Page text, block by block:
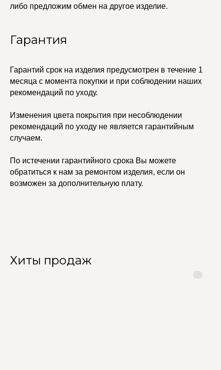
либо предложим обмен на другое изделие.
Гарантия
Гарантий срок на изделия предусмотрен в течение 1
месяца с момента покупки и при соблюдении наших
рекомендаций по уходу.
Изменения цвета покрытия при несоблюдении
рекомендаций по уходу не является гарантийным
случаем.
По истечении гарантийного срока Вы можете
обратиться к нам за ремонтом изделия, если он
возможен за дополнительную плату.
Хиты продаж
+7 (965) 622-73-33
Сеты
Доставка и оплата
edalinjewelry@gmail.com
Бодичейны
Стилист на связи
Кольца
Чокеры
Сертификаты
Магазины
Трансформеры
что по любви